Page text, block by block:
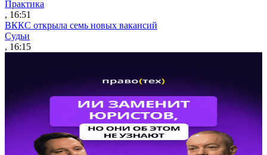
Практика
, 16:51
ВККС открыла семь новых вакансий
Судьи
, 16:15